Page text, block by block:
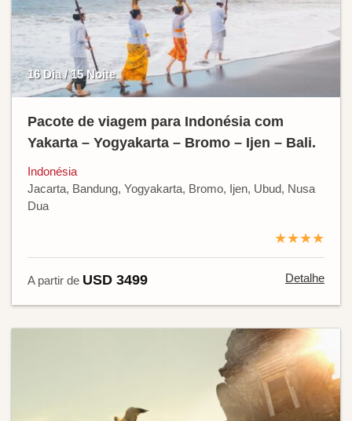
16 Dia / 15 Noite
Pacote de viagem para Indonésia com
Yakarta – Yogyakarta – Bromo – Ijen – Bali.
Indonésia
Jacarta, Bandung, Yogyakarta, Bromo, Ijen, Ubud, Nusa
Dua
★★★★
A partir de USD 3499 Detalhe